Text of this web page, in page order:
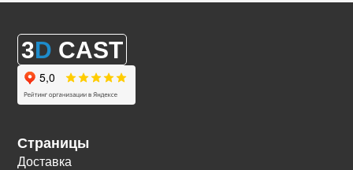
3D CAST
Страницы
Доставка